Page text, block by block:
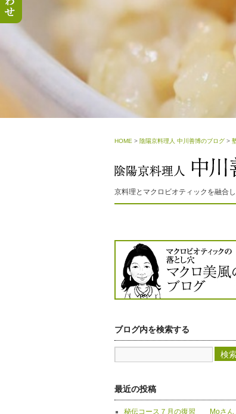
HOME > 陰陽京料理人 中川善博のブログ >
京料理とマクロビオティックを融合
ブログ内を検索する
最近の投稿
秘伝コース７月の復習 Moさん